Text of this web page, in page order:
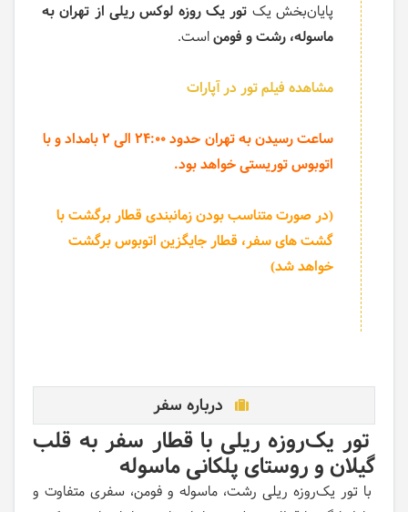
پایان‌بخش یک تور یک روزه لوکس ریلی از تهران به
ماسوله، رشت و فومناست.
مشاهده فیلم تور در آپارات
ساعت رسیدن به تهران حدود 24:00 الی 2 بامداد و با
اتوبوس توریستی خواهد بود.
(در صورت متناسب بودن زمانبندی قطار برگشت با
گشت های سفر، قطار جایگزین اتوبوس برگشت
خواهد شد)
درباره سفر
تور یک‌روزه ریلی با قطار‌ سفر به قلب
گیلان و روستای پلکانی ماسوله
با تور یک‌روزه ریلی رشت، ماسوله و فومن، سفری متفاوت و